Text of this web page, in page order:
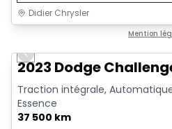
Didier Chrysler
Mention
Vidéo disponible
Previous slide
2023 Dodge
Traction intégrale,
Essence
37 500 km